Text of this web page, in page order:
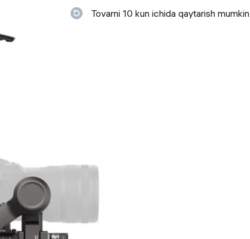
haqiqat ko'zoynaklari
ko‘zoynaklar
Tovarni 10 kun ichida qaytarish mumkin